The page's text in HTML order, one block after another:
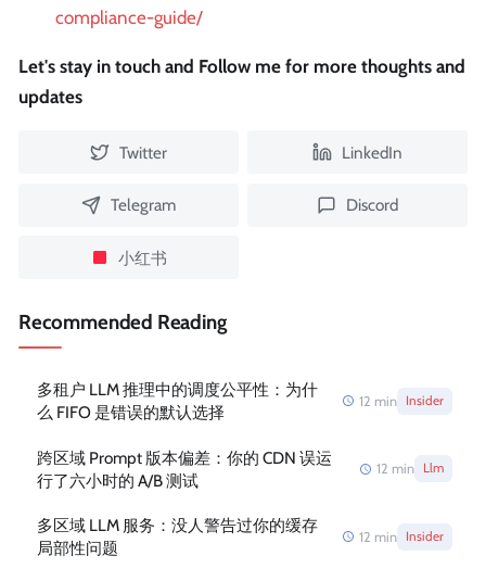
compliance-guide/
Let's stay in touch and Follow me for more thoughts and
updates
Twitter LinkedIn
Telegram Discord
小红书
Recommended Reading
多租户 LLM 推理中的调度公平性：为什
么 FIFO 是错误的默认选择
12 min Insider
跨区域 Prompt 版本偏差：你的 CDN 误运
行了六小时的 A/B 测试
12 min Llm
多区域 LLM 服务：没人警告过你的缓存
局部性问题
12 min Insider